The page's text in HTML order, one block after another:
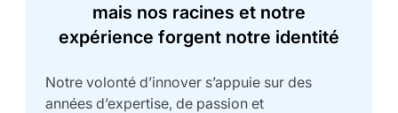
mais nos racines et notre
expérience forgent notre identité
Notre volonté d’innover s’appuie sur des
années d’expertise, de passion et